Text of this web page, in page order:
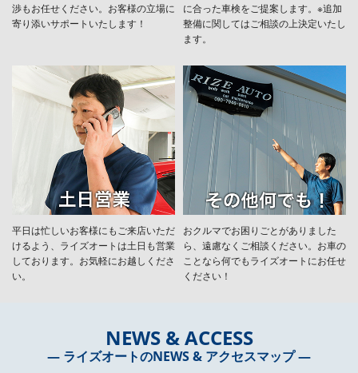
渉もお任せください。お客様の立場に
寄り添いサポートいたします！
に合った車検をご提案します。※追加
整備に関してはご相談の上決定いたし
ます。
平日は忙しいお客様にもご来店いただ
けるよう、ライズオートは土日も営業
しております。お気軽にお越しくださ
い。
おクルマでお困りごとがありました
ら、遠慮なくご相談ください。お車の
ことなら何でもライズオートにお任せ
ください！
NEWS & ACCESS
― ライズオートのNEWS & アクセスマップ ―